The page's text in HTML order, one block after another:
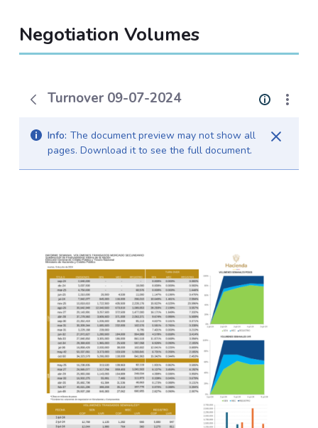
Negotiation Volumes
Turnover 09-07-2024
Info: The document preview may not show all
pages. Download it to see the full document.